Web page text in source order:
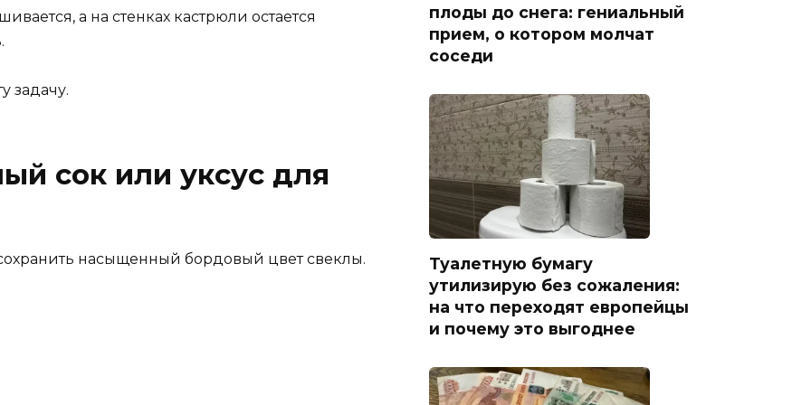
а на стенках кастрюли остается
задачу.
сок или уксус для
насыщенный бордовый цвет свеклы.
плоды до снега: гениальный
прием, о котором молчат
соседи
Туалетную бумагу
утилизирую без сожаления:
на что переходят европейцы
и почему это выгоднее